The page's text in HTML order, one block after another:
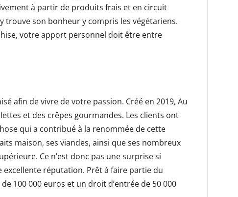
à partir de produits frais et en circuit
trouve son bonheur y compris les végétariens.
votre apport personnel doit être entre
afin de vivre de votre passion. Créé en 2019, Au
et des crêpes gourmandes. Les clients ont
qui a contribué à la renommée de cette
maison, ses viandes, ainsi que ses nombreux
Ce n’est donc pas une surprise si
excellente réputation. Prêt à faire partie du
100 000 euros et un droit d’entrée de 50 000